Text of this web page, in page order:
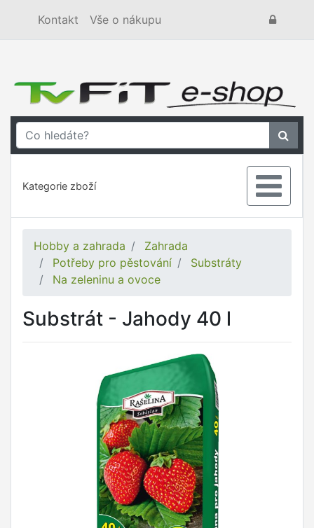
Kontakt Vše o nákupu
Kategorie zboží
Hobby a zahrada
Zahrada
Potřeby pro pěstování
Substráty
Na zeleninu a ovoce
Substrát - Jahody 40 l